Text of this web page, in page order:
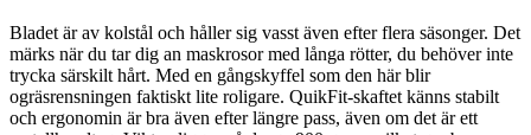
Bladet är av kolstål och håller sig vasst även efter flera säsonger. Det
märks när du tar dig an maskrosor med långa rötter, du behöver inte
trycka särskilt hårt. Med en gångskyffel som den här blir
ogräsrensningen faktiskt lite roligare. QuikFit-skaftet känns stabilt
och ergonomin är bra även efter längre pass, även om det är ett